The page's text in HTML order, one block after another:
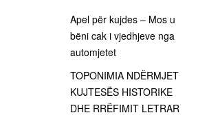
Apel për kujdes – Mos u
bëni cak i vjedhjeve nga
automjetet
TOPONIMIA NDËRMJET
KUJTESËS HISTORIKE
DHE RRËFIMIT LETRAR